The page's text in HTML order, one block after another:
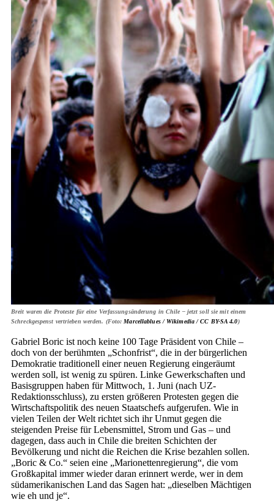
Breit waren die Proteste für eine Verfassungsänderung in Chile – jetzt soll sie mit einem
Schreckgespenst vertrieben werden. (Foto: Marcellablues / Wikimedia / CC BY-SA 4.0)
Gabriel Boric ist noch keine 100 Tage Präsident von Chile –
doch von der berühmten „Schonfrist“, die in der bürgerlichen
Demokratie traditionell einer neuen Regierung eingeräumt
werden soll, ist wenig zu spüren. Linke Gewerkschaften und
Basisgruppen haben für Mittwoch, 1. Juni (nach UZ-
Redaktionsschluss), zu ersten größeren Protesten gegen die
Wirtschaftspolitik des neuen Staatschefs aufgerufen. Wie in
vielen Teilen der Welt richtet sich ihr Unmut gegen die
steigenden Preise für Lebensmittel, Strom und Gas – und
dagegen, dass auch in Chile die breiten Schichten der
Bevölkerung und nicht die Reichen die Krise bezahlen sollen.
„Boric & Co.“ seien eine „Marionettenregierung“, die vom
Großkapital immer wieder daran erinnert werde, wer in dem
südamerikanischen Land das Sagen hat: „dieselben Mächtigen
wie eh und je“.